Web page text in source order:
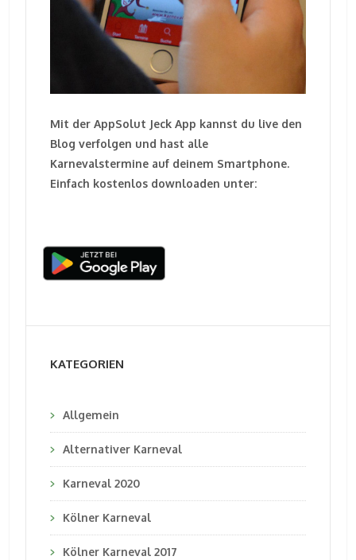
Mit der AppSolut Jeck App kannst du live den
Blog verfolgen und hast alle
Karnevalstermine auf deinem Smartphone.
Einfach kostenlos downloaden unter:
KATEGORIEN
Allgemein
Alternativer Karneval
Karneval 2020
Kölner Karneval
Kölner Karneval 2017